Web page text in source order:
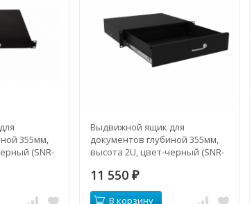
355мм,
(SNR-
Выдвижной ящик для
документов глубиной 355мм,
высота 2U, цвет-черный (SNR-
11 550 ₽
В корзину